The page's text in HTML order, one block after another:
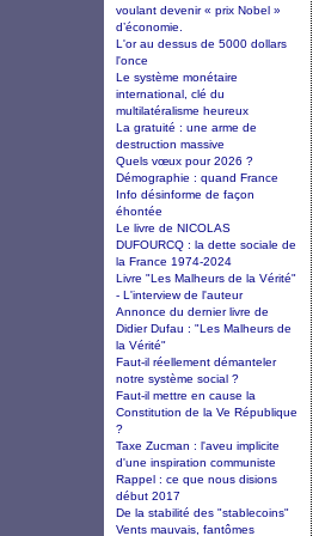
voulant devenir « prix Nobel »
d’économie.
L'or au dessus de 5000 dollars
l'once
Le système monétaire
international, clé du
multilatéralisme heureux
La gratuité : une arme de
destruction massive
Quels vœux pour 2026 ?
Démographie : quand France
Info désinforme de façon
éhontée
Le livre de NICOLAS
DUFOURCQ : la dette sociale de
la France 1974-2024
Livre "Les Malheurs de la Vérité"
- L'interview de l'auteur
Annonce du dernier livre de
Didier Dufau : "Les Malheurs de
la Vérité"
Faut-il réellement démanteler
notre système social ?
Faut-il mettre en cause la
Constitution de la Ve République
?
Taxe Zucman : l'aveu implicite
d'une inspiration communiste
Rappel : ce que nous disions
début 2017
De la stabilité des "stablecoins"
Vents mauvais, fantômes